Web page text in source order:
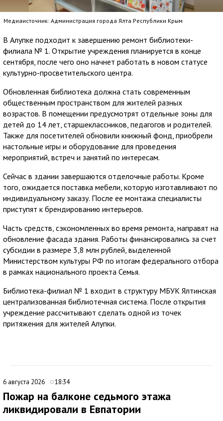
Медиаисточник: Администрация города Ялта Республики Крым
В Алупке подходит к завершению ремонт библиотеки-
филиала № 1. Открытие учреждения планируется в конце
сентября, после чего оно начнет работать в новом статусе
культурно-просветительского центра.
Обновленная библиотека должна стать современным
общественным пространством для жителей разных
возрастов. В помещении предусмотрят отдельные зоны для
детей до 14 лет, старшеклассников, педагогов и родителей.
Также для посетителей обновили книжный фонд, приобрели
настольные игры и оборудование для проведения
мероприятий, встреч и занятий по интересам.
Сейчас в здании завершаются отделочные работы. Кроме
того, ожидается поставка мебели, которую изготавливают по
индивидуальному заказу. После ее монтажа специалисты
приступят к брендированию интерьеров.
Часть средств, сэкономленных во время ремонта, направят на
обновление фасада здания. Работы финансировались за счет
субсидии в размере 3,8 млн рублей, выделенной
Министерством культуры РФ по итогам федерального отбора
в рамках национального проекта Семья.
Библиотека-филиал № 1 входит в структуру МБУК Ялтинская
централизованная библиотечная система. После открытия
учреждение рассчитывают сделать одной из точек
притяжения для жителей Алупки.
6 августа 2026 18:34
Пожар на балконе седьмого этажа
ликвидировали в Евпатории